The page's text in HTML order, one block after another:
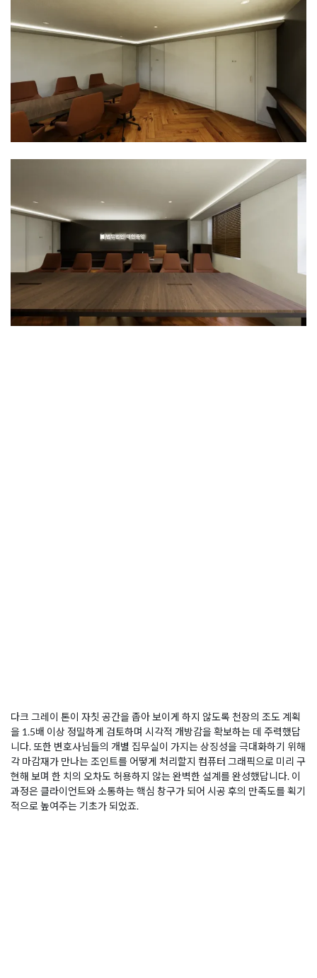
다크 그레이 톤이 자칫 공간을 좁아 보이게 하지 않도록 천장의 조도 계획
을 1.5배 이상 정밀하게 검토하며 시각적 개방감을 확보하는 데 주력했답
니다. 또한 변호사님들의 개별 집무실이 가지는 상징성을 극대화하기 위해
각 마감재가 만나는 조인트를 어떻게 처리할지 컴퓨터 그래픽으로 미리 구
현해 보며 한 치의 오차도 허용하지 않는 완벽한 설계를 완성했답니다. 이
과정은 클라이언트와 소통하는 핵심 창구가 되어 시공 후의 만족도를 획기
적으로 높여주는 기초가 되었죠.